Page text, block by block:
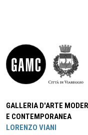
GALLERIA D'ARTE
E CONTEMPORANEA
LORENZO VIANI